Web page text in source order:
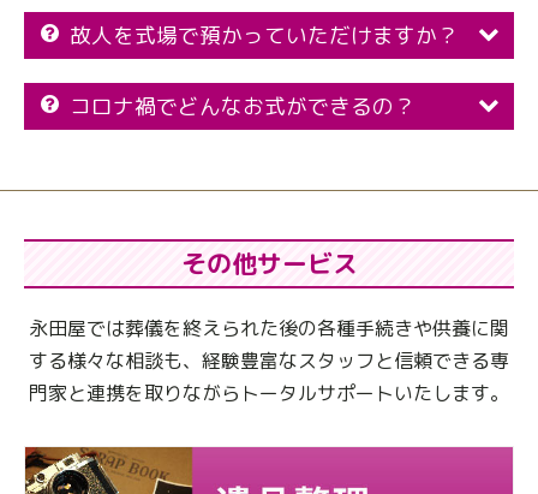
故人を式場で預かっていただけますか？
コロナ禍でどんなお式ができるの？
その他サービス
永田屋では葬儀を終えられた後の各種手続きや供養に関
する様々な相談も、 経験豊富なスタッフと信頼できる専
門家と連携を取りながらトータルサポートいたします。